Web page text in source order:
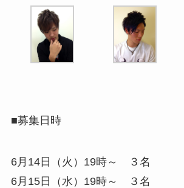
■募集日時
6月14日（火）19時～ ３名
6月15日（水）19時～ ３名